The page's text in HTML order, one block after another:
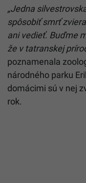
„Jedna
spôsobiť smrť
ani vedieť. Buďme
že v tatranskej
poznamenala
národného parku
domácimi sú v nej
rok.